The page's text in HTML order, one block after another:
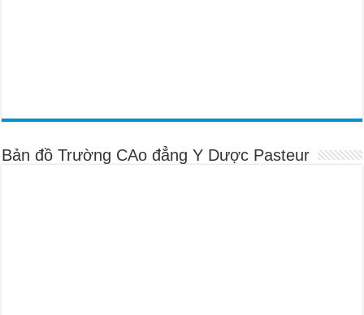
Bản đồ Trường CAo đẳng Y Dược Pasteur